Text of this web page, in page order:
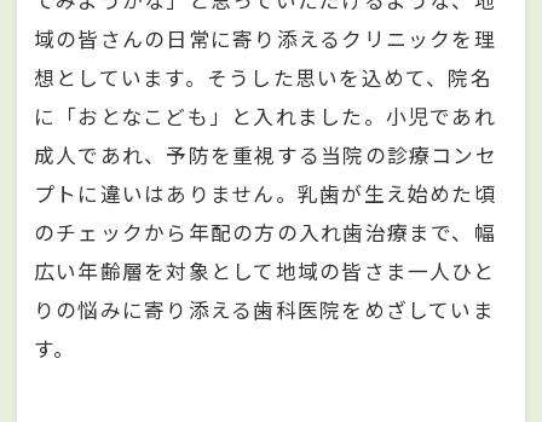
域の皆さんの日常に寄り添えるクリニックを理
想としています。そうした思いを込めて、院名
に「おとなこども」と入れました。小児であれ
成人であれ、予防を重視する当院の診療コンセ
プトに違いはありません。乳歯が生え始めた頃
のチェックから年配の方の入れ歯治療まで、幅
広い年齢層を対象として地域の皆さま一人ひと
りの悩みに寄り添える歯科医院をめざしていま
す。